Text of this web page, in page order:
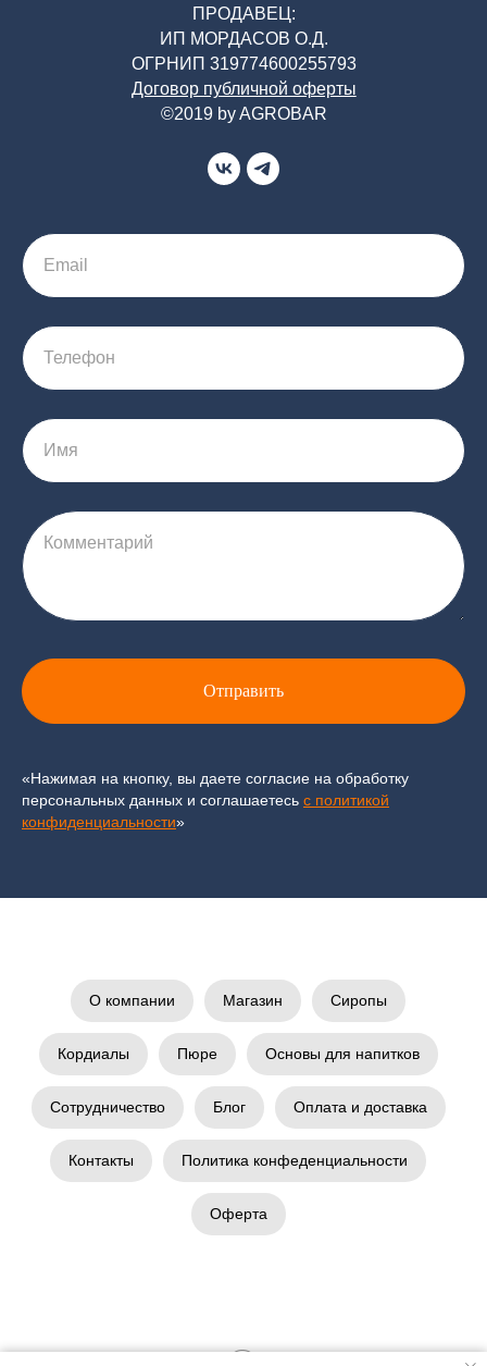
ПРОДАВЕЦ:
ИП МОРДАСОВ О.Д.
ОГРНИП 319774600255793
Договор публичной оферты
©2019 by AGROBAR
Email
Телефон
Имя
Комментарий
Отправить
«Нажимая на кнопку, вы даете согласие на обработку
персональных данных и соглашаетесь c политикой
конфиденциальности»
О компании Магазин Сиропы
Кордиалы Пюре Основы для напитков
Сотрудничество Блог Оплата и доставка
Контакты Политика конфеденциальности
Оферта